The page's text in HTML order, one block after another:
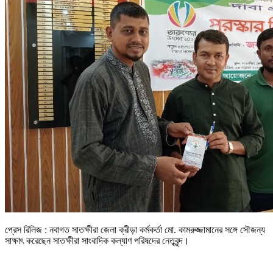
প্রেস রিলিজ : নবাগত সাতক্ষীরা জেলা ক্রীড়া কর্মকর্তা মো. কামরুজ্জামানের সঙ্গে সৌজন্য
সাক্ষাৎ করেছেন সাতক্ষীরা সাংবাদিক কল্যাণ পরিষদের নেতৃবৃন্দ।